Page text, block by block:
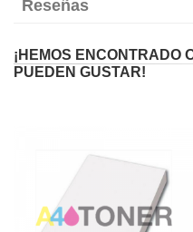
Reseñas
¡HEMOS ENCONTRADO
PUEDEN GUSTAR!